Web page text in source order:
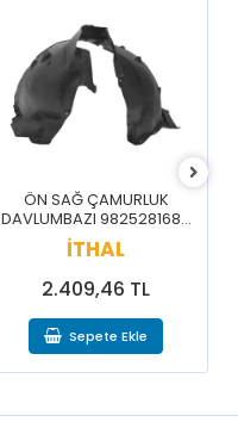
ÖN SAĞ ÇAMURLUK
DAVLUMBAZI 9825281680
/ 3008 5008 16-20
İTHAL
2.409,46 TL
Sepete Ekle